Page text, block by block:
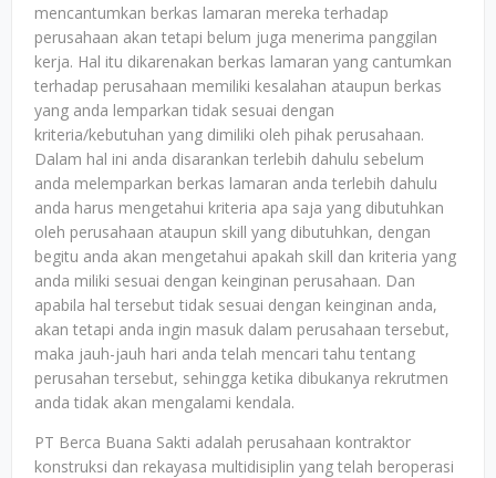
mencantumkan berkas lamaran mereka terhadap
perusahaan akan tetapi belum juga menerima panggilan
kerja. Hal itu dikarenakan berkas lamaran yang cantumkan
terhadap perusahaan memiliki kesalahan ataupun berkas
yang anda lemparkan tidak sesuai dengan
kriteria/kebutuhan yang dimiliki oleh pihak perusahaan.
Dalam hal ini anda disarankan terlebih dahulu sebelum
anda melemparkan berkas lamaran anda terlebih dahulu
anda harus mengetahui kriteria apa saja yang dibutuhkan
oleh perusahaan ataupun skill yang dibutuhkan, dengan
begitu anda akan mengetahui apakah skill dan kriteria yang
anda miliki sesuai dengan keinginan perusahaan. Dan
apabila hal tersebut tidak sesuai dengan keinginan anda,
akan tetapi anda ingin masuk dalam perusahaan tersebut,
maka jauh-jauh hari anda telah mencari tahu tentang
perusahan tersebut, sehingga ketika dibukanya rekrutmen
anda tidak akan mengalami kendala.
PT Berca Buana Sakti adalah perusahaan kontraktor
konstruksi dan rekayasa multidisiplin yang telah beroperasi